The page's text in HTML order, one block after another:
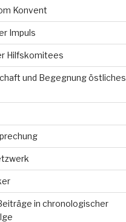
Konvent
Impuls
Hilfskomitees
und Begegnung östliches
in chronologischer